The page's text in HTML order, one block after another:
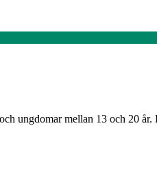
ungdomar mellan 13 och 20 år.